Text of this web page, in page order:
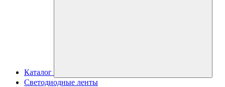
Каталог
Светодиодные ленты